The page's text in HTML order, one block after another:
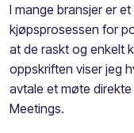
I mange bransjer er
kjøpsprosessen for
at de raskt og enkelt
oppskriften viser jeg
avtale et møte
Meetings.